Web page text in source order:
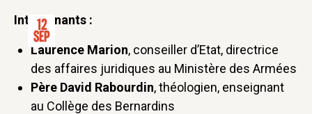
12
Sep
Intervenants :
Laurence Marion, conseiller d’Etat, directrice
des affaires juridiques au Ministère des Armées
Père David Rabourdin, théologien, enseignant
au Collège des Bernardins